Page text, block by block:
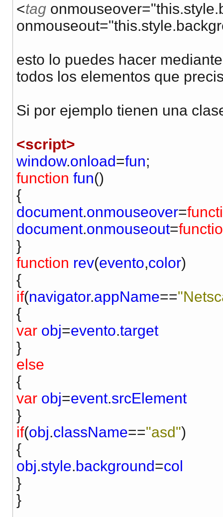
<tag
esto lo puedes hacer
todos los elementos que
Si por ejemplo tienen una
<script>
window.onload=fun;
function fun()
{
document.onmouseover=
document.onmouseout=
}
function rev(evento,color)
{
if(navigator.appName==
{
var obj=evento.target
}
else
{
var obj=event.srcElement
}
if(obj.className=="asd")
{
obj.style.background=col
}
}